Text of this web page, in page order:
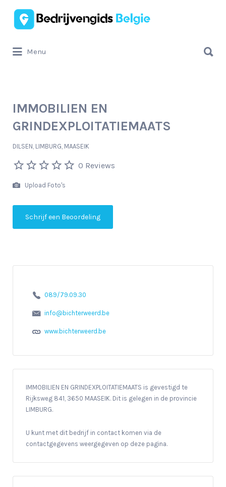
Zoek
naar:
Menu
naar:
IMMOBILIEN EN
GRINDEXPLOITATIEMAATS
DILSEN, LIMBURG, MAASEIK
0 Reviews
Upload Foto's
Schrijf een Beoordeling
089/79.09.30
info@bichterweerd.be
www.bichterweerd.be
IMMOBILIEN EN GRINDEXPLOITATIEMAATS is gevestigd te
Rijksweg 841, 3650 MAASEIK. Dit is gelegen in de provincie
LIMBURG.
U kunt met dit bedrijf in contact komen via de
contactgegevens weergegeven op deze pagina.